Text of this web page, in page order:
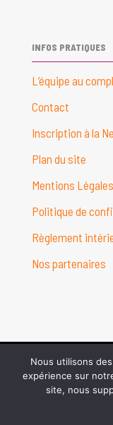
INFOS PRATIQUES
L’équipe au
Contact
Inscription à la
Plan du site
Mentions Légales
Politique de
Règlement
Nos partenaires
© Danceline
Nous utilisons
expérience sur
site, nous